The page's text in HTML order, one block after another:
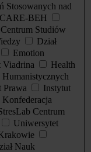
Stosowanych nad
BEH
Centrum Studiów
Dział
Emotion
Viadrina
Health
Prawa
Instytut
Konfederacja
Centrum
Uniwersytet
Nauk